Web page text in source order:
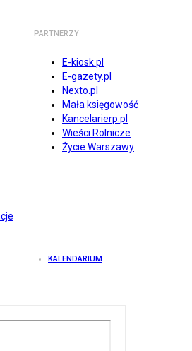
PARTNERZY
E-kiosk.pl
E-gazety.pl
Nexto.pl
Mała księgowość
Kancelarierp.pl
Wieści Rolnicze
Życie Warszawy
KALENDARIUM